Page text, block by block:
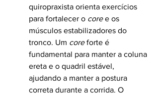
quiropraxista orienta exercícios
para fortalecer o core e os
músculos estabilizadores do
tronco. Um core forte é
fundamental para manter a coluna
ereta e o quadril estável,
ajudando a manter a postura
correta durante a corrida. O